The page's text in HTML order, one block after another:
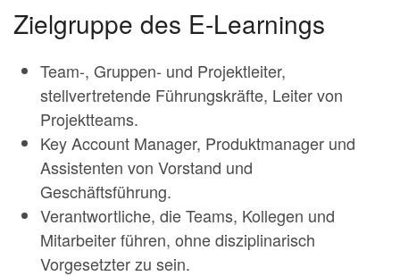
Zielgruppe des E-Learnings
Team-, Gruppen- und Projektleiter,
stellvertretende Führungskräfte, Leiter von
Projektteams.
Key Account Manager, Produktmanager und
Assistenten von Vorstand und
Geschäftsführung.
Verantwortliche, die Teams, Kollegen und
Mitarbeiter führen, ohne disziplinarisch
Vorgesetzter zu sein.